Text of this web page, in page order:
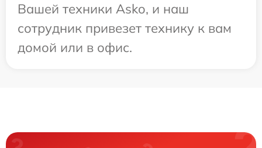
Вашей техники Asko, и наш
сотрудник привезет технику к вам
домой или в офис.